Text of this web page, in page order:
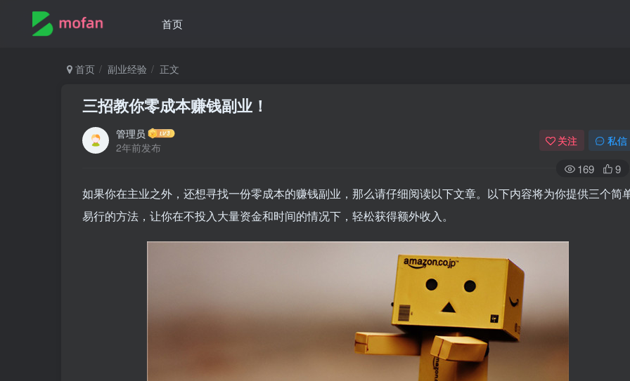
首页
首页 副业经验 正文
三招教你零成本赚钱副业！
管理员
2年前发布
关注 私信
169 9
如果你在主业之外，还想寻找一份零成本的赚钱副业，那么请仔细阅读以下文章。以下内容将为你提供三个简
易行的方法，让你在不投入大量资金和时间的情况下，轻松获得额外收入。